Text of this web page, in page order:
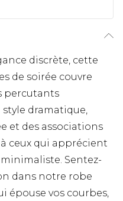
discrète, cette
de soirée couvre
percutants
style dramatique,
et des associations
ceux qui apprécient
Sentez-
dans notre robe
épouse vos courbes,